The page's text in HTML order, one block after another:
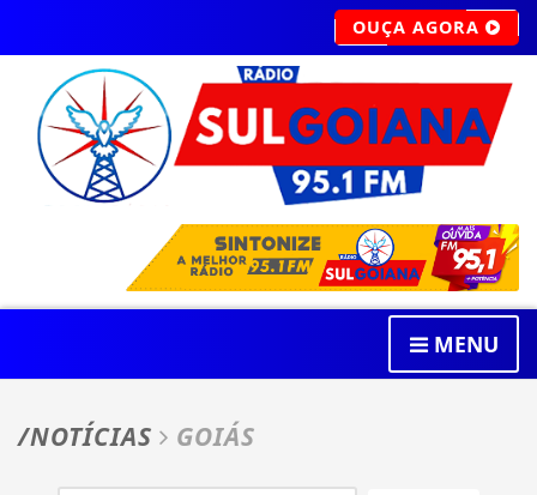
OUÇA AGORA
MENU
/NOTÍCIAS GOIÁS